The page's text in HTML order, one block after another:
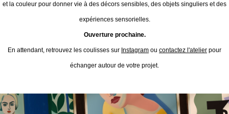
et la couleur pour donner vie à des décors sensibles, des objets singuliers et des
expériences sensorielles.
Ouverture prochaine.
En attendant, retrouvez les coulisses sur Instagram ou contactez l'atelier pour
échanger autour de votre projet.